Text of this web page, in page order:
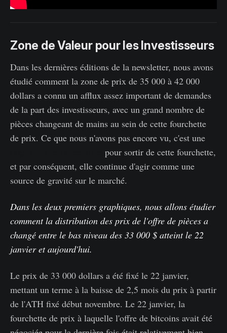
Zone de Valeur pour les Investisseurs
Dans les dernières éditions de la newsletter, nous avons
étudié comment la zone de prix de 35 000 à 42 000
dollars a connu un afflux assez important de demandes
de la part des investisseurs, avec un grand nombre de
pièces changeant de mains au sein de cette fourchette
de prix. Ce que nous n'avons pas encore vu, c'est une
pour sortir de cette fourchette,
et par conséquent, elle continue d'agir comme une
source de gravité sur le marché.
Dans les deux premiers graphiques, nous allons étudier
comment la distribution des prix de l'offre de pièces a
changé entre le bas niveau des 33 000 $ atteint le 22
janvier et aujourd'hui.
Le prix de 33 000 dollars a été fixé le 22 janvier,
mettant un terme à la baisse de 2,5 mois du prix à partir
de l'ATH fixé début novembre. Le 22 janvier, la
fourchette de prix à laquelle l'offre de bitcoins avait été